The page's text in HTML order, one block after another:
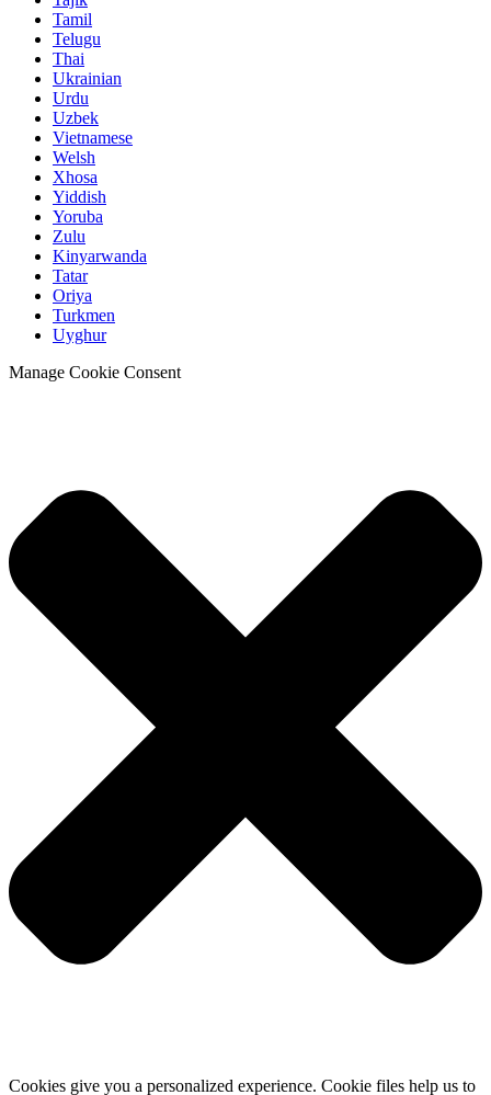
Tamil
Telugu
Thai
Ukrainian
Urdu
Uzbek
Vietnamese
Welsh
Xhosa
Yiddish
Yoruba
Zulu
Kinyarwanda
Tatar
Oriya
Turkmen
Uyghur
Manage Cookie Consent
Cookies give you a personalized experience. Cookie files help us to